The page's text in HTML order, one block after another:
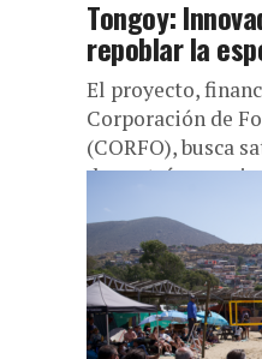
Tongoy:
repoblar la
El proyecto,
Corporación de
(CORFO), busca
de proteína